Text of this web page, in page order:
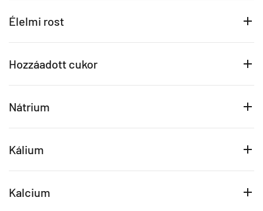
Élelmi rost
Hozzáadott cukor
Nátrium
Kálium
Kalcium